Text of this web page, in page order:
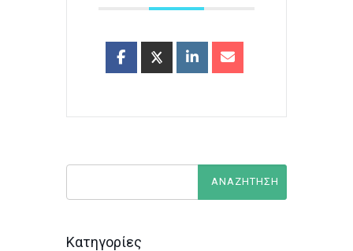
Κατηγορίες